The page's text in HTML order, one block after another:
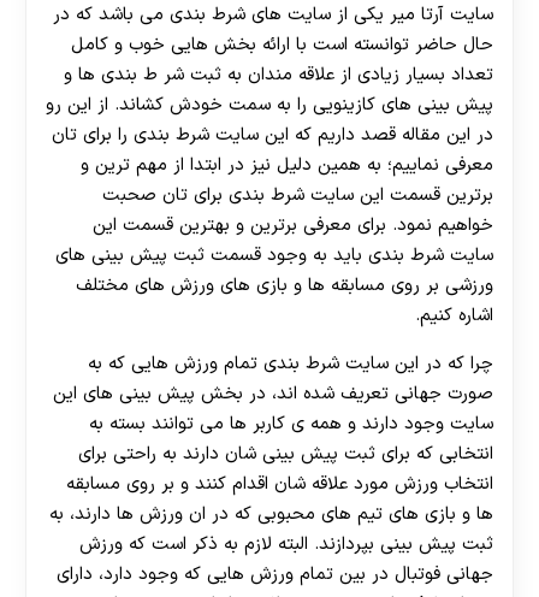
سایت آرتا میر یکی از سایت های شرط بندی می باشد که در
حال حاضر توانسته است با ارائه بخش هایی خوب و کامل
تعداد بسیار زیادی از علاقه مندان به ثبت شر ط بندی ها و
پیش بینی های کازینویی را به سمت خودش کشاند. از این رو
در این مقاله قصد داریم که این سایت شرط بندی را برای تان
معرفی نماییم؛ به همین دلیل نیز در ابتدا از مهم ترین و
برترین قسمت این سایت شرط بندی برای تان صحبت
خواهیم نمود. برای معرفی برترین و بهترین قسمت این
سایت شرط بندی باید به وجود قسمت ثبت پیش بینی های
ورزشی بر روی مسابقه ها و بازی های ورزش های مختلف
اشاره کنیم.
چرا که در این سایت شرط بندی تمام ورزش هایی که به
صورت جهانی تعریف شده اند، در بخش پیش بینی های این
سایت وجود دارند و همه ی کاربر ها می توانند بسته به
انتخابی که برای ثبت پیش بینی شان دارند به راحتی برای
انتخاب ورزش مورد علاقه شان اقدام کنند و بر روی مسابقه
ها و بازی های تیم های محبوبی که در ان ورزش ها دارند، به
ثبت پیش بینی بپردازند. البته لازم به ذکر است که ورزش
جهانی فوتبال در بین تمام ورزش هایی که وجود دارد، دارای